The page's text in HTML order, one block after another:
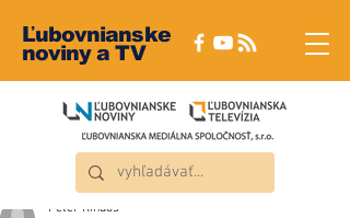
Ľubovnianske
noviny a TV
Peter Rindoš